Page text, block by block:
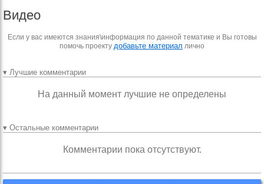
Видео
Если у вас имеются знания\информация по данной тематике и Вы готовы
помочь проекту добавьте материал лично
▾ Лучшие комментарии
На данный момент лучшие не определены
▾ Остальные комментарии
Комментарии пока отсутствуют.